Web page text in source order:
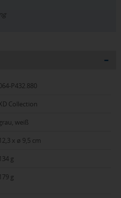
P432.880
Collection
weiß
12,3 x ø 9,5 cm
134 g
179 g